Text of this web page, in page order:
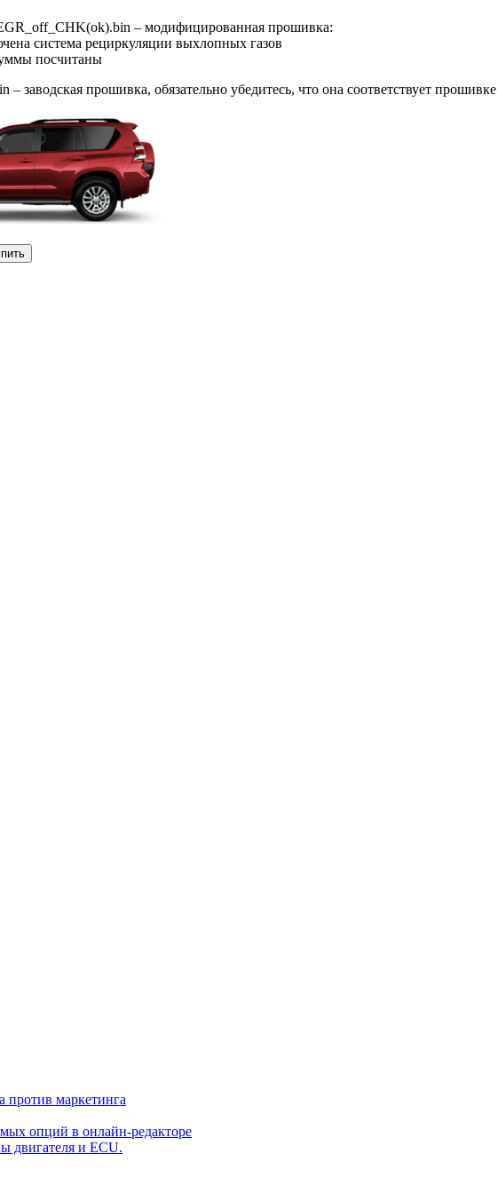
– модифицированная прошивка:
система рециркуляции выхлопных газов
посчитаны
– заводская прошивка, обязательно убедитесь, что она соответствует
маркетинга
опций в онлайн-редакторе
двигателя и ECU.